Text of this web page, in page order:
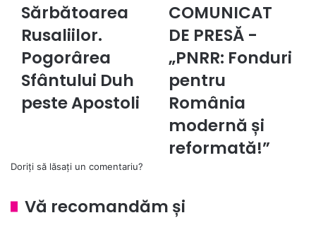
Sărbătoarea
Rusaliilor.
Pogorârea
Sfântului
Duh
peste
Apostoli
Sărbătoarea
Rusaliilor.
Pogorârea
Sfântului Duh
peste Apostoli
COMUNICAT
PRESĂ
„PNRR:
Fonduri
pentru
România
modernă
reformată!”
COMUNICAT
DE PRESĂ -
„PNRR: Fonduri
pentru
România
modernă și
reformată!”
Doriți să lăsați un comentariu?
Vă recomandăm și